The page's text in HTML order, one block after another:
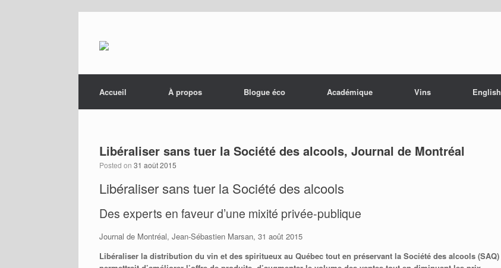
Accueil
À propos Blogue éco Académique Vins English
Libéraliser sans tuer la Société des alcools, Journal de Montréal
Posted on 31 août 2015
Libéraliser sans tuer la Société des alcools
Des experts en faveur d’une mixité privée-publique
Journal de Montréal, Jean-Sébastien Marsan, 31 août 2015
Libéraliser la distribution du vin et des spiritueux au Québec tout en préservant la Société des alcools (SAQ)